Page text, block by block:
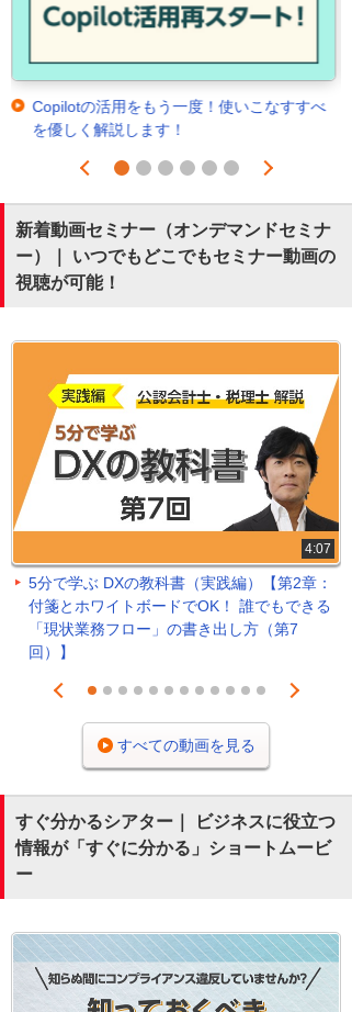
Copilotの活用をもう一度！使いこなすすべ
を優しく解説します！
Prev
1 2 3 4 5 6
Next
新着動画セミナー（オンデマンドセミナ
ー）｜ いつでもどこでもセミナー動画の
視聴が可能！
4:07
5分で学ぶ DXの教科書（実践編）【第2章：
付箋とホワイトボードでOK！ 誰でもできる
「現状業務フロー」の書き出し方（第7
回）】
Prev
1 2 3 4 5 6 7 8 9 101112
Next
すべての動画を見る
すぐ分かるシアター｜ ビジネスに役立つ
情報が「すぐに分かる」ショートムービ
ー